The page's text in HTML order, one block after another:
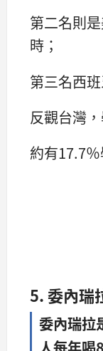
第二名則
時；
第三名西
反觀台灣
約有17.7
5. 委內瑞
委內瑞拉